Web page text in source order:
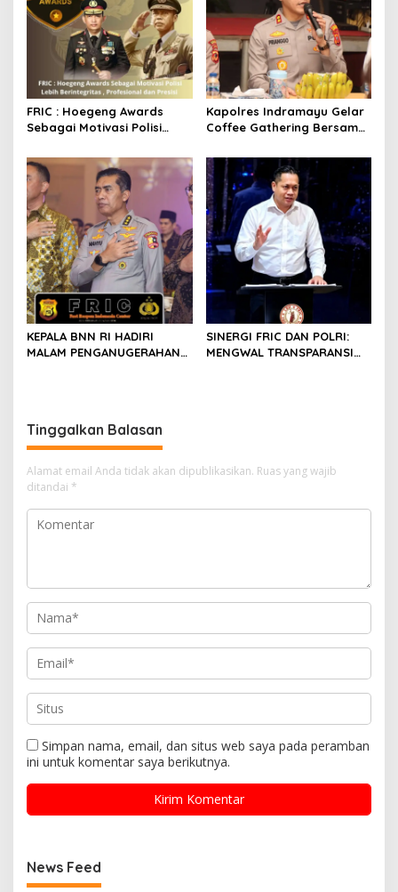
FRIC : Hoegeng Awards
Sebagai Motivasi Polisi
Profesional dan Presisi
Kapolres Indramayu Gelar
Coffee Gathering Bersama
KEPALA BNN RI HADIRI
MALAM PENGANUGERAHAN
SINERGI FRIC DAN POLRI:
MENGWAL TRANSPARANSI
Tinggalkan Balasan
Alamat email Anda tidak akan dipublikasikan. Ruas yang wajib
ditandai *
Simpan nama, email, dan situs web saya pada peramban
ini untuk komentar saya berikutnya.
News Feed